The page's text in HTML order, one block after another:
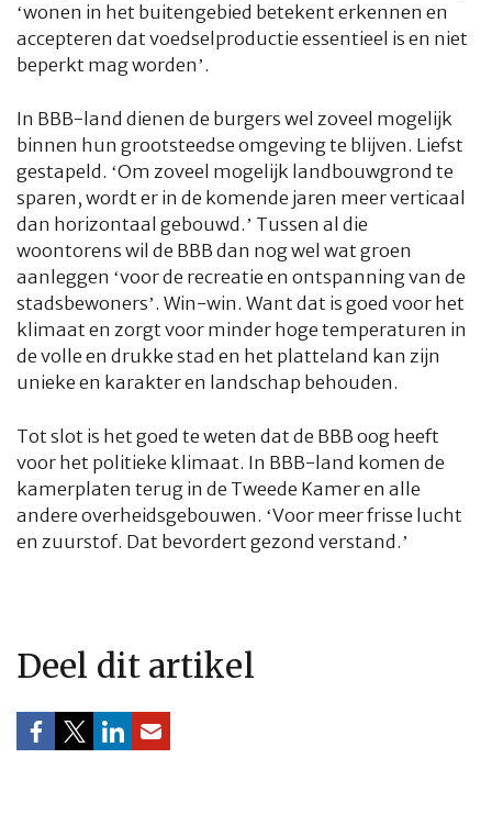
‘wonen in het buitengebied betekent erkennen en
accepteren dat voedselproductie essentieel is en niet
beperkt mag worden’.
In BBB-land dienen de burgers wel zoveel mogelijk
binnen hun grootsteedse omgeving te blijven. Liefst
gestapeld. ‘Om zoveel mogelijk landbouwgrond te
sparen, wordt er in de komende jaren meer verticaal
dan horizontaal gebouwd.’ Tussen al die
woontorens wil de BBB dan nog wel wat groen
aanleggen ‘voor de recreatie en ontspanning van de
stadsbewoners’. Win-win. Want dat is goed voor het
klimaat en zorgt voor minder hoge temperaturen in
de volle en drukke stad en het platteland kan zijn
unieke en karakter en landschap behouden.
Tot slot is het goed te weten dat de BBB oog heeft
voor het politieke klimaat. In BBB-land komen de
kamerplaten terug in de Tweede Kamer en alle
andere overheidsgebouwen. ‘Voor meer frisse lucht
en zuurstof. Dat bevordert gezond verstand.’
Deel dit artikel